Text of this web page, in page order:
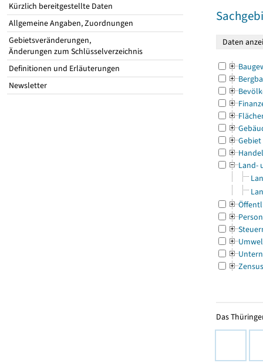
Kürzlich bereitgestellte Daten
Allgemeine Angaben, Zuordnungen
Gebietsveränderungen,
Änderungen zum Schlüsselverzeichnis
Definitionen und Erläuterungen
Newsletter
Gebiet
Land-
Zensus
Das